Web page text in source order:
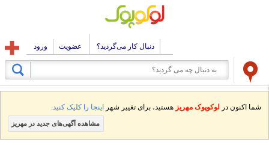
دنبال کار می‌گردید؟ عضویت ورود
شما اکنون در لوکوپوک مهریز هستید، برای تغییر شهر اینجا را کلیک کنید.
مشاهده آگهی‌های جدید در مهریز